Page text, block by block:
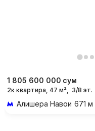
1 805 600 000 сум
2к квартира, 47 м², 3/8 эт.
Алишера Навои 671